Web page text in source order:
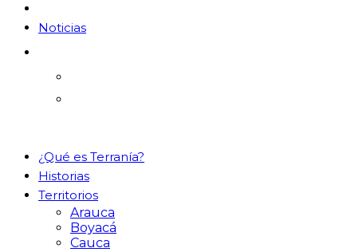
Noticias
¿Qué es Terranía?
Historias
Territorios
Arauca
Boyacá
Cauca